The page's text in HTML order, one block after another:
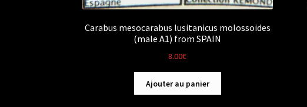
Carabus mesocarabus lusitanicus molossoides
(male A1) from SPAIN
8.00€
Ajouter au panier